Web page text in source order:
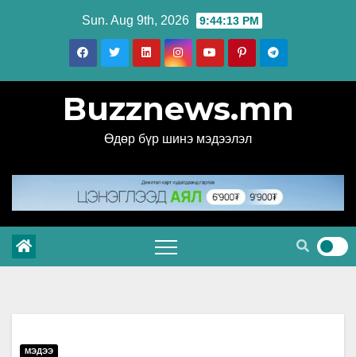
Sun. Aug 9th, 2026 9:44:14 PM
Buzznews.mn
Өдөр бүр шинэ мэдээлэл
МЭДЭЭ